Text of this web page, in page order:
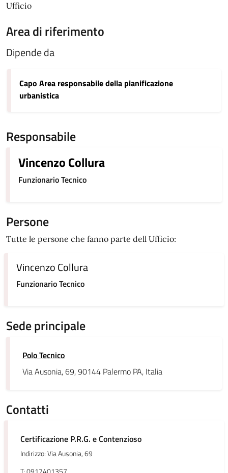
Ufficio
Area di riferimento
Dipende da
Capo Area responsabile della pianificazione
urbanistica
Responsabile
Vincenzo Collura
Funzionario Tecnico
Persone
Tutte le persone che fanno parte dell Ufficio:
Vincenzo Collura
Funzionario Tecnico
Sede principale
Polo Tecnico
Via Ausonia, 69, 90144 Palermo PA, Italia
Contatti
Certificazione P.R.G. e Contenzioso
Indirizzo: Via Ausonia, 69